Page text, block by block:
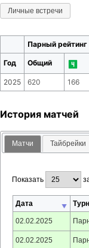
Личные встречи
Парный рейтинг
Год
Общий
2025 620 166
История матчей
Матчи Тайбрейки
Показать
Дата
02.02.2025
02.02.2025